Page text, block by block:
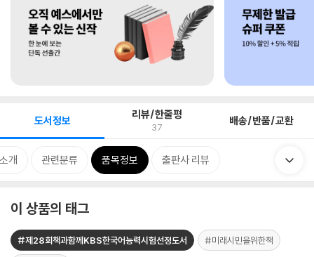
도서정보 리뷰/한줄평
37 배송/반품/교환
개 관련분류 품목정보 출판사 리뷰
이 상품의 태그
#제28회책과함께KBS한국어능력시험선정도서 #미래시민을위한책